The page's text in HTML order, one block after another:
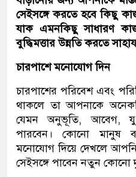
সেইসঙ্গে করতে হবে কিছু
যাক এমনকিছু সাধারণ
বুদ্ধিমত্তার উন্নতি করতে
চারপাশে মনোযোগ দিন
চারপাশের পরিবেশ এবং
থাকলে তা আপনাকে
যেমন অনুভূতি, আবেগ,
পারবেন। কোনো মানুষ
মনোযোগ দিয়ে দেখলে
সেইসঙ্গে পাবেন নতুন কোনো